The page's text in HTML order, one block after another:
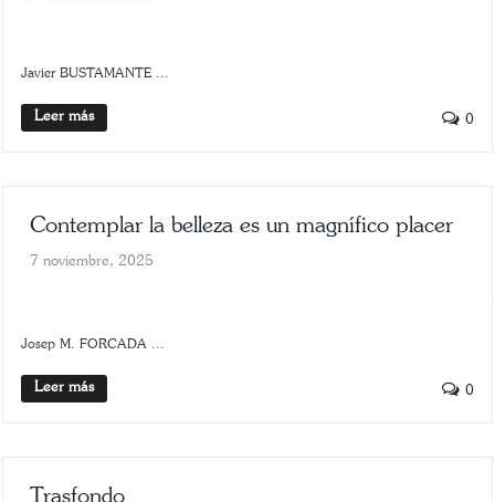
Javier BUSTAMANTE ...
Leer más 0
Contemplar la belleza es un magnífico placer
7 noviembre, 2025
Josep M. FORCADA ...
Leer más 0
Trasfondo